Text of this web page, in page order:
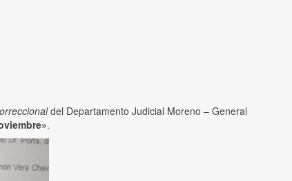
del Departamento Judicial Moreno – General
.